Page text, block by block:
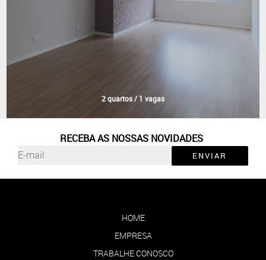
2 quartos / 1 vagas
RECEBA AS NOSSAS NOVIDADES
ENVIAR
HOME
EMPRESA
TRABALHE CONOSCO